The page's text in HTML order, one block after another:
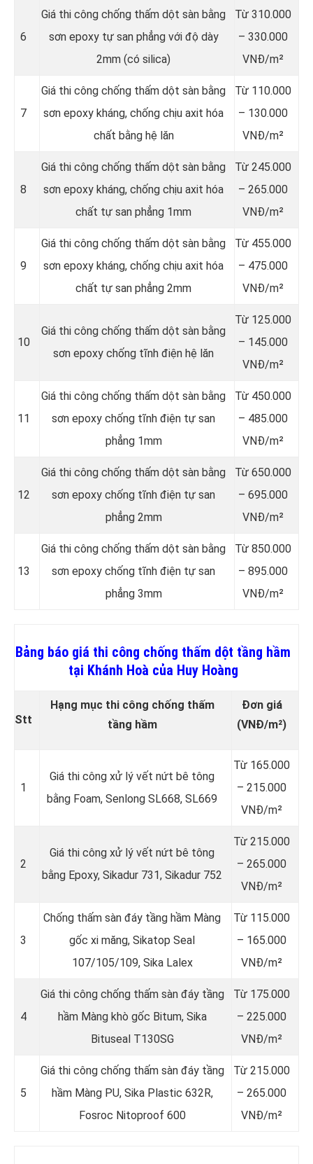
6
Giá thi công chống thấm dột sàn bằng
sơn epoxy tự san phẳng với độ dày
2mm (có silica)
Từ 310.000
– 330.000
VNĐ/m²
7
Giá thi công chống thấm dột sàn bằng
sơn epoxy kháng, chống chịu axit hóa
chất bằng hệ lăn
Từ 110.000
– 130.000
VNĐ/m²
8
Giá thi công chống thấm dột sàn bằng
sơn epoxy kháng, chống chịu axit hóa
chất tự san phẳng 1mm
Từ 245.000
– 265.000
VNĐ/m²
9
Giá thi công chống thấm dột sàn bằng
sơn epoxy kháng, chống chịu axit hóa
chất tự san phẳng 2mm
Từ 455.000
– 475.000
VNĐ/m²
10
Giá thi công chống thấm dột sàn bằng
sơn epoxy chống tĩnh điện hệ lăn
Từ 125.000
– 145.000
VNĐ/m²
11
Giá thi công chống thấm dột sàn bằng
sơn epoxy chống tĩnh điện tự san
phẳng 1mm
Từ 450.000
– 485.000
VNĐ/m²
12
Giá thi công chống thấm dột sàn bằng
sơn epoxy chống tĩnh điện tự san
phẳng 2mm
Từ 650.000
– 695.000
VNĐ/m²
13
Giá thi công chống thấm dột sàn bằng
sơn epoxy chống tĩnh điện tự san
phẳng 3mm
Từ 850.000
– 895.000
VNĐ/m²
Bảng báo giá thi công chống thấm dột tầng hầm
tại Khánh Hoà của Huy Hoàng
Stt
Hạng mục thi công chống thấm
tầng hầm
Đơn giá
(VNĐ/m²)
1
Giá thi công xử lý vết nứt bê tông
bằng Foam, Senlong SL668, SL669
Từ 165.000
– 215.000
VNĐ/m²
2
Giá thi công xử lý vết nứt bê tông
bằng Epoxy, Sikadur 731, Sikadur 752
Từ 215.000
– 265.000
VNĐ/m²
3
Chống thấm sàn đáy tầng hầm Màng
gốc xi măng, Sikatop Seal
107/105/109, Sika Lalex
Từ 115.000
– 165.000
VNĐ/m²
4
Giá thi công chống thấm sàn đáy tầng
hầm Màng khò gốc Bitum, Sika
Bituseal T130SG
Từ 175.000
– 225.000
VNĐ/m²
5
Giá thi công chống thấm sàn đáy tầng
hầm Màng PU, Sika Plastic 632R,
Fosroc Nitoproof 600
Từ 215.000
– 265.000
VNĐ/m²